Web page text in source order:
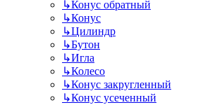
↳Конус обратный
↳Конус
↳Цилиндр
↳Бутон
↳Игла
↳Колесо
↳Конус закругленный
↳Конус усеченный